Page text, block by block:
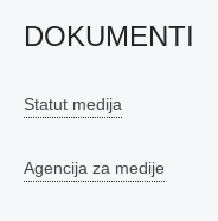
DOKUMENTI
Statut medija
Agencija za medije